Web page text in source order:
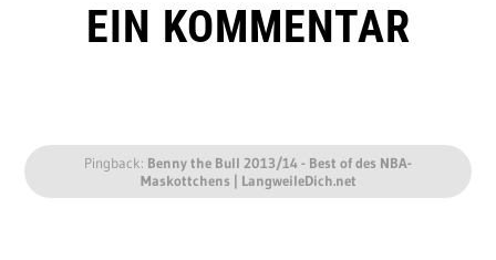
EIN KOMMENTAR
Pingback: Benny the Bull 2013/14 - Best of des NBA-
Maskottchens | LangweileDich.net